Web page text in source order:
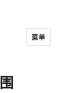
菜单